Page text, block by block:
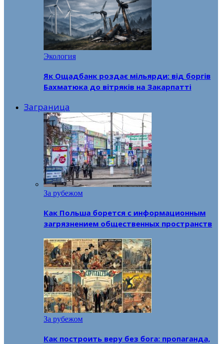
Экология
Як Ощадбанк роздає мільярди: від боргів
Бахматюка до вітряків на Закарпатті
Заграница
За рубежом
Как Польша борется с информационным
загрязнением общественных пространств
За рубежом
Как построить веру без бога: пропаганда,